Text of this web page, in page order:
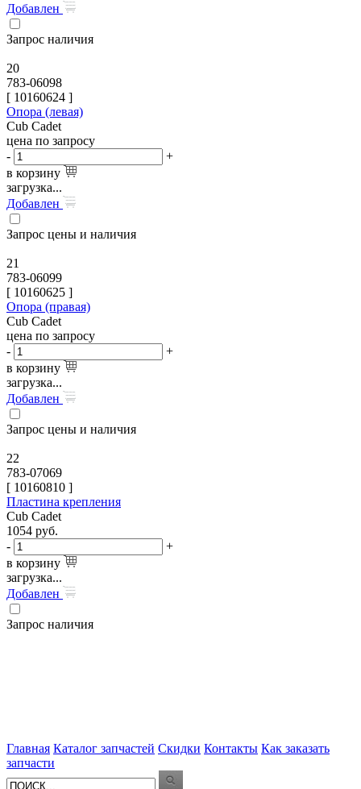
Добавлен
Запрос наличия
20
783-06098
[ 10160624 ]
Опора (левая)
Cub Cadet
цена по запросу
-
+
в корзину
загрузка...
Добавлен
Запрос цены и наличия
21
783-06099
[ 10160625 ]
Опора (правая)
Cub Cadet
цена по запросу
-
+
в корзину
загрузка...
Добавлен
Запрос цены и наличия
22
783-07069
[ 10160810 ]
Пластина крепления
Cub Cadet
1054 руб.
-
+
в корзину
загрузка...
Добавлен
Запрос наличия
Главная Каталог запчастей Скидки Контакты Как заказать
запчасти